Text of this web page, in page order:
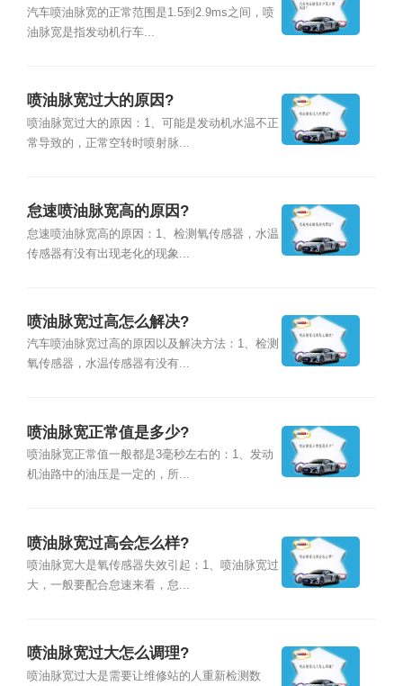
汽车喷油脉宽的正常范围是1.5到2.9ms之间，喷
油脉宽是指发动机行车...
喷油脉宽过大的原因?
喷油脉宽过大的原因：1、可能是发动机水温不正
常导致的，正常空转时喷射脉...
怠速喷油脉宽高的原因?
怠速喷油脉宽高的原因：1、检测氧传感器，水温
传感器有没有出现老化的现象...
喷油脉宽过高怎么解决?
汽车喷油脉宽过高的原因以及解决方法：1、检测
氧传感器，水温传感器有没有...
喷油脉宽正常值是多少?
喷油脉宽正常值一般都是3毫秒左右的：1、发动
机油路中的油压是一定的，所...
喷油脉宽过高会怎么样?
喷油脉宽大是氧传感器失效引起：1、喷油脉宽过
大，一般要配合怠速来看，怠...
喷油脉宽过大怎么调理?
喷油脉宽过大是需要让维修站的人重新检测数